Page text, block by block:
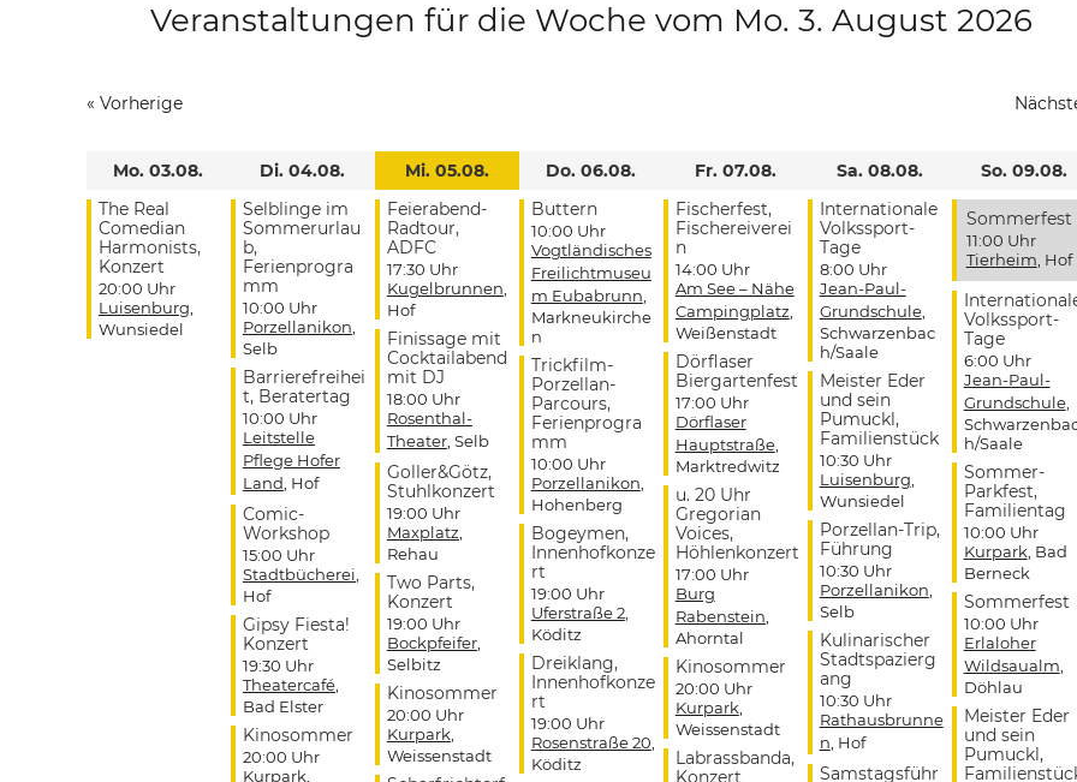
Veranstaltungen für die Woche vom Mo. 3. August 2026
« Vorherige
Mo. 03.08.
The Real
Comedian
Harmonists,
Konzert
20:00 Uhr
Luisenburg
Wunsiedel
Di. 04.08.
Selblinge im
Sommerurlau
b,
Ferienprogra
mm
10:00 Uhr
Porzellanikon
Selb
Barrierefreihei
t, Beratertag
10:00 Uhr
Leitstelle
Pflege Hofer
Land , Hof
Comic-
Workshop
15:00 Uhr
Stadtbücherei
Hof
Gipsy Fiesta!
Konzert
19:30 Uhr
Theatercafé,
Bad Elster
Kinosommer
20:00 Uhr
Kurpark
Mi. 05.08.
Feierabend-
Radtour,
ADFC
17:30 Uhr
Kugelbrunnen
Hof
Finissage mit
Cocktailabend
mit DJ
18:00 Uhr
Rosenthal-
Theater, Selb
Goller&Götz,
Stuhlkonzert
19:00 Uhr
Maxplatz
Rehau
Two Parts,
Konzert
19:00 Uhr
Bockpfeifer,
Selbitz
Kinosommer
20:00 Uhr
Kurpark
Weissenstadt
Do. 06.08.
Buttern
10:00 Uhr
Vogtländisches
Freilichtmuseu
m Eubabrunn
Markneukirche
n
Trickfilm-
Porzellan-
Parcours,
Ferienprogra
mm
10:00 Uhr
Porzellanikon
Hohenberg
Bogeymen,
Innenhofkonze
rt
19:00 Uhr
Uferstraße 2,
Köditz
Dreiklang,
Innenhofkonze
rt
19:00 Uhr
Rosenstraße 20
Köditz
Fr. 07.08.
Fischerfest,
Fischereiverei
n
14:00 Uhr
Am See – Nähe
Campingplatz
Weißenstadt
Dörflaser
Biergartenfest
17:00 Uhr
Dörflaser
Hauptstraße,
Marktredwitz
u. 20 Uhr
Gregorian
Voices,
Höhlenkonzert
17:00 Uhr
Burg
Rabenstein
Ahorntal
Kinosommer
20:00 Uhr
Kurpark
Weissenstadt
Labrassbanda,
Konzert
Sa. 08.08.
Internationale
Volkssport-
Tage
8:00 Uhr
Jean-Paul-
Grundschule,
Schwarzenbac
h/Saale
Meister Eder
und sein
Pumuckl,
Familienstück
10:30 Uhr
Luisenburg
Wunsiedel
Porzellan-Trip,
Führung
10:30 Uhr
Porzellanikon
Selb
Kulinarischer
Stadtspazierg
ang
10:30 Uhr
Rathausbrunne
n , Hof
Samstagsführ
So. 09.08.
Sommerfest
11:00 Uhr
Tierheim , Hof
Volkssport-
Tage
6:00 Uhr
Jean-Paul-
Grundschule,
h/Saale
Sommer-
Parkfest,
Familientag
10:00 Uhr
Kurpark , Bad
Berneck
Sommerfest
10:00 Uhr
Erlaloher
Wildsaualm
Döhlau
Meister Eder
und sein
Pumuckl,